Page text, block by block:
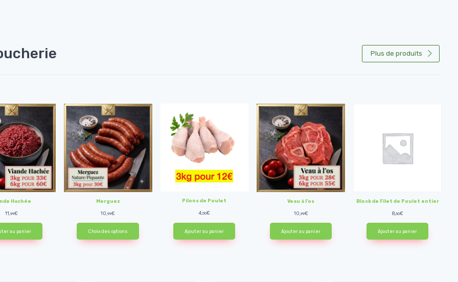
Plus de produits
Hachée
11, 99€
au panier
Merguez
10,99€
Choix des options
Pilons de Poulet
4,50€
Ajouter au panier
Veau à l’os
10, 99€
Ajouter au panier
Block de Filet de Poulet entier
8,50€
Ajouter au panier